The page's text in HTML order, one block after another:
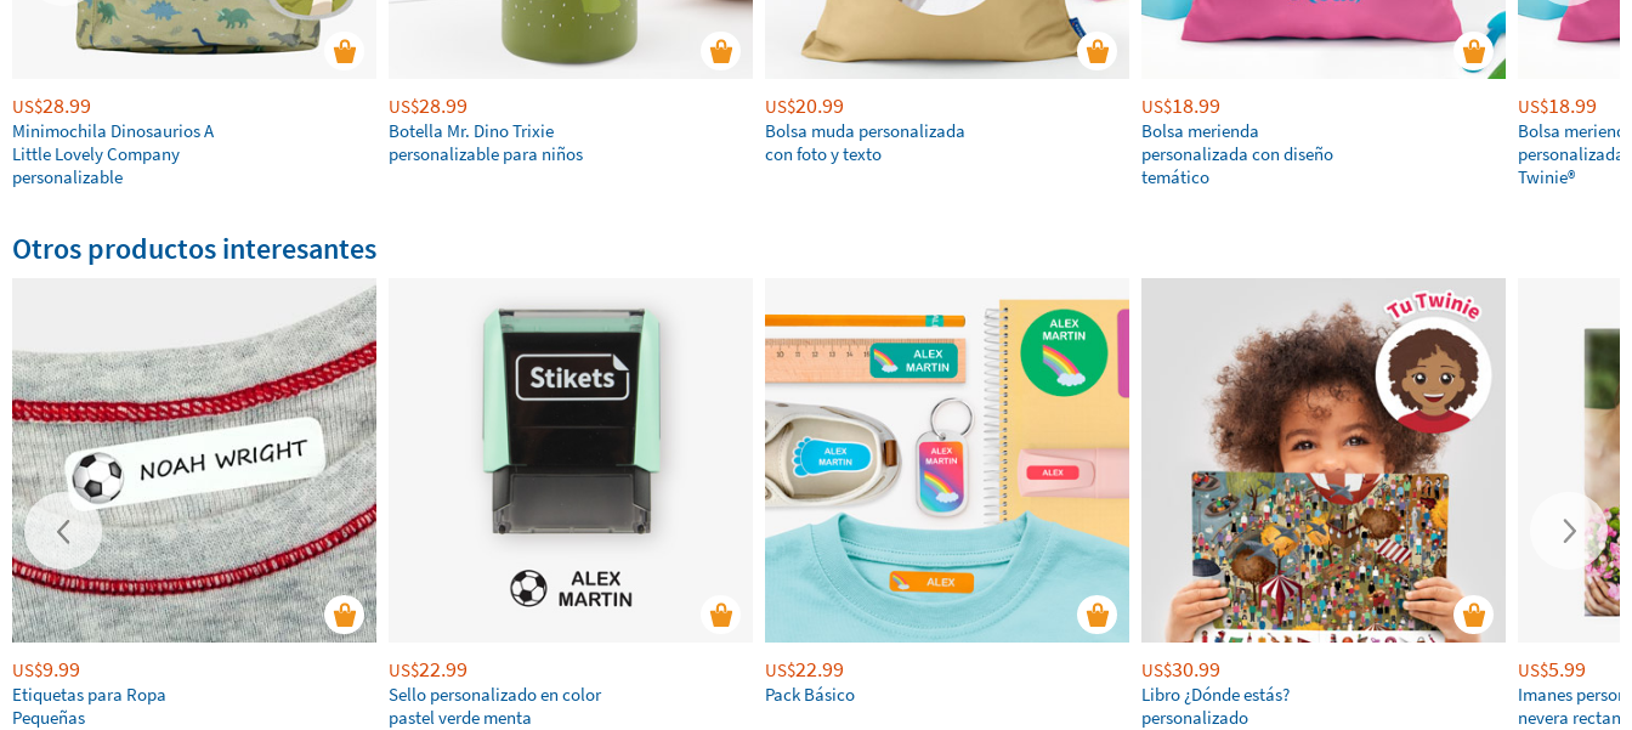
US$28.99
Minimochila Dinosaurios A
Little Lovely Company
personalizable
US$28.99
Botella Mr. Dino Trixie
personalizable para niños
US$20.99
Bolsa muda personalizada
con foto y texto
US$18.99
Bolsa merienda
personalizada con diseño
temático
US$18.99
Bolsa
personalizada
Twinie®️
Otros productos interesantes
US$9.99
Etiquetas para Ropa
Pequeñas
US$22.99
Sello personalizado en color
pastel verde menta
US$22.99
Pack Básico
US$30.99
Libro ¿Dónde estás?
personalizado
US$5.99
Imanes
nevera